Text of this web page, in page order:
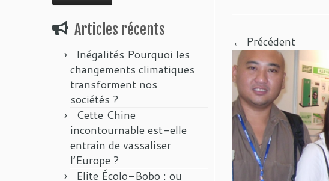
Articles récents
Inégalités Pourquoi les
changements climatiques
transforment nos
sociétés ?
Cette Chine
incontournable est-elle
entrain de vassaliser
l’Europe ?
Elite Écolo-Bobo : ou
← Précédent